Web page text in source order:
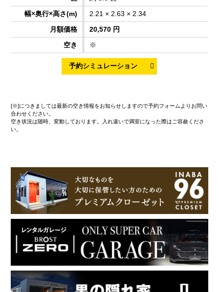
2.21 × 2.63 × 2.34
20,570 円
※
[※]につきましては最新の空き情報をお知らせしますので予約フォームよりお問い
合わせください。
空き状況は随時、変動しております。入れ違いで満室になった際はご容赦くださ
い。